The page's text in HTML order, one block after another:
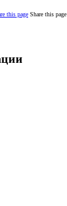
this page Share this page